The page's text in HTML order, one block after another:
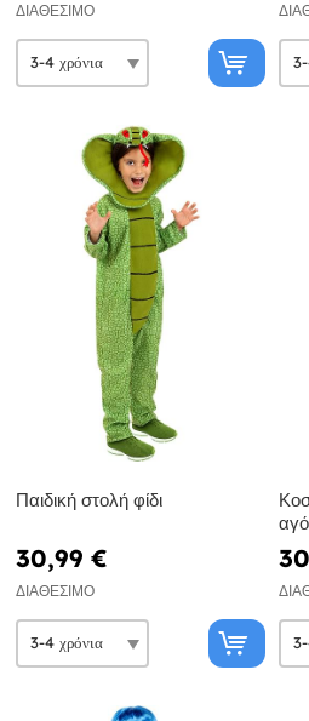
ΔΙΑΘΈΣΙΜΟ
Παιδική στολή φίδι
30,99 €
ΔΙΑΘΈΣΙΜΟ